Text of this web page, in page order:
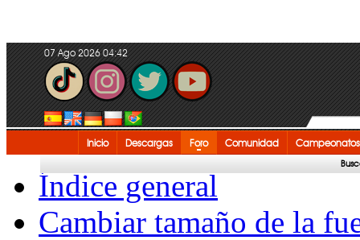
07 Ago 2026 04:42
Inicio Descargas Foro Comunidad Campeonatos
Índice general
Cambiar tamaño de la